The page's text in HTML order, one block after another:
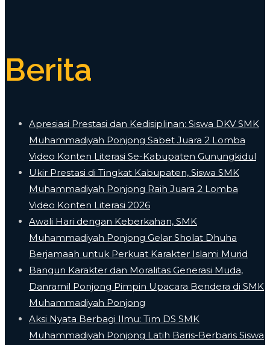
Berita
Apresiasi Prestasi dan Kedisiplinan: Siswa DKV SMK
Muhammadiyah Ponjong Sabet Juara 2 Lomba
Video Konten Literasi Se-Kabupaten Gunungkidul
Ukir Prestasi di Tingkat Kabupaten, Siswa SMK
Muhammadiyah Ponjong Raih Juara 2 Lomba
Video Konten Literasi 2026
Awali Hari dengan Keberkahan, SMK
Muhammadiyah Ponjong Gelar Sholat Dhuha
Berjamaah untuk Perkuat Karakter Islami Murid
Bangun Karakter dan Moralitas Generasi Muda,
Danramil Ponjong Pimpin Upacara Bendera di SMK
Muhammadiyah Ponjong
​Aksi Nyata Berbagi Ilmu: Tim DS SMK
Muhammadiyah Ponjong Latih Baris-Berbaris Siswa